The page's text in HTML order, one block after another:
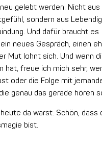
gelebt werden. Nicht aus
sondern aus
Und dafür braucht es
neues Gespräch, einen
Mut lohnt sich. Und wenn
hat, freue ich mich sehr,
oder die Folge mit
genau das gerade hören
da warst. Schön, dass
bist.